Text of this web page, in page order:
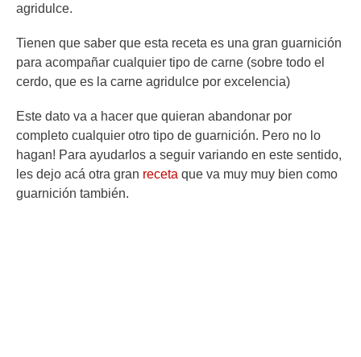
agridulce.
Tienen que saber que esta receta es una gran guarnición
para acompañar cualquier tipo de carne (sobre todo el
cerdo, que es la carne agridulce por excelencia)
Este dato va a hacer que quieran abandonar por
completo cualquier otro tipo de guarnición. Pero no lo
hagan! Para ayudarlos a seguir variando en este sentido,
les dejo acá otra gran receta que va muy muy bien como
guarnición también.